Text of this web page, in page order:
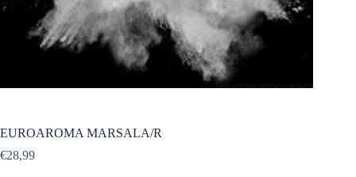
EUROAROMA MARSALA/R
€28,99